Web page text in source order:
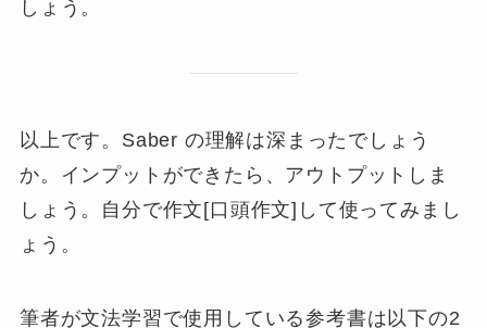
しょう。
以上です。Saber の理解は深まったでしょう
か。インプットができたら、アウトプットしま
しょう。自分で作文[口頭作文]して使ってみまし
ょう。
筆者が文法学習で使用している参考書は以下の2